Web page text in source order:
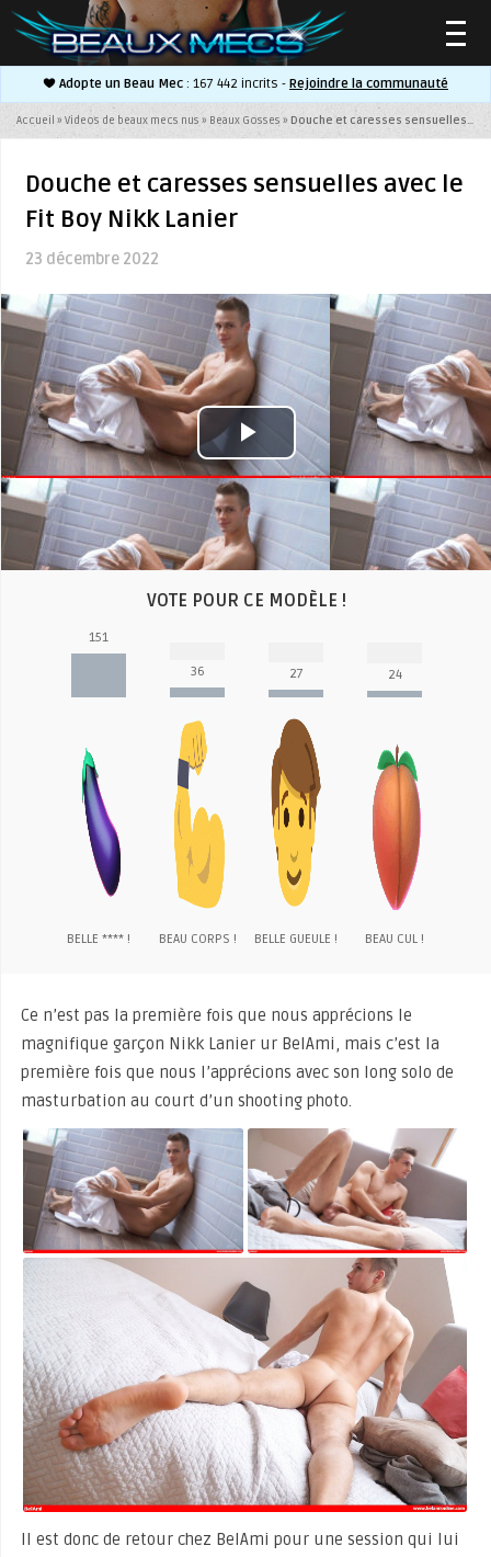
Adopte un Beau Mec : 167 442 incrits - Rejoindre la communauté
Accueil » Videos de beaux mecs nus » Beaux Gosses » Douche et caresses sensuelles avec le Fit Boy Nikk Lanier
Douche et caresses sensuelles avec le
Fit Boy Nikk Lanier
23 décembre 2022
Play
Video
VOTE POUR CE MODÈLE !
151
BELLE **** !
36
BEAU CORPS !
27
BELLE GUEULE !
24
BEAU CUL !
Ce n’est pas la première fois que nous apprécions le
magnifique garçon Nikk Lanier ur BelAmi, mais c’est la
première fois que nous l’apprécions avec son long solo de
masturbation au court d’un shooting photo.
Il est donc de retour chez BelAmi pour une session qui lui
▲